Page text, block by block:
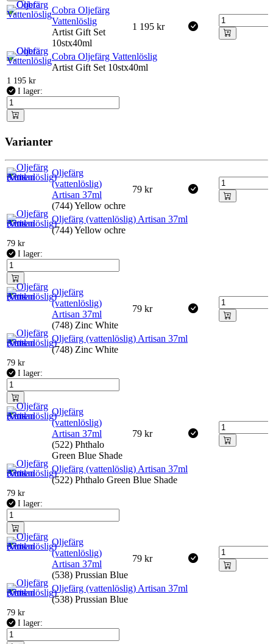
Cobra Oljefärg
Vattenlöslig
Artist Gift Set
10stx40ml
1 195 kr
Cobra Oljefärg Vattenlöslig
Artist Gift Set 10stx40ml
1 195 kr
I lager:
Varianter
Oljefärg
(vattenlöslig)
Artisan 37ml
(744) Yellow ochre
79 kr
Oljefärg (vattenlöslig) Artisan 37ml
(744) Yellow ochre
79 kr
I lager:
Oljefärg
(vattenlöslig)
Artisan 37ml
(748) Zinc White
79 kr
Oljefärg (vattenlöslig) Artisan 37ml
(748) Zinc White
79 kr
I lager:
Oljefärg
(vattenlöslig)
Artisan 37ml
(522) Phthalo
Green Blue Shade
79 kr
Oljefärg (vattenlöslig) Artisan 37ml
(522) Phthalo Green Blue Shade
79 kr
I lager:
Oljefärg
(vattenlöslig)
Artisan 37ml
(538) Prussian Blue
79 kr
Oljefärg (vattenlöslig) Artisan 37ml
(538) Prussian Blue
79 kr
I lager: